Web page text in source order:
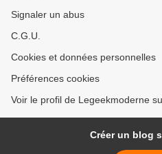
Signaler un abus
C.G.U.
Cookies et données personnelles
Préférences cookies
Voir le profil de Legeekmoderne
Créer un blog